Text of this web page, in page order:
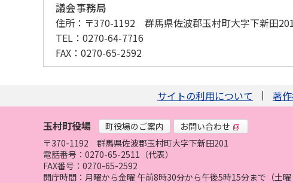
議会事務局
住所： 〒370-1192 群馬県佐波郡玉村町大字下新田201
TEL： 0270-64-7716
FAX： 0270-65-2592
サイトの利用について 著
玉村町役場 町役場のご案内
お問い合わせ
〒370-1192
群馬県佐波郡玉村町大字下新田201
電話番号：0270-65-2511（代表）
FAX番号：0270-65-2592
開庁時間：月曜から金曜 午前8時30分から午後5時15分まで（土曜